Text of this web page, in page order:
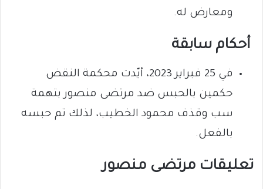
ومعارض له.
أحكام سابقة
في 25 فبراير 2023، أيّدت محكمة النقض
حكمين بالحبس ضد مرتضى منصور بتهمة
سب وقذف محمود الخطيب، لذلك تم حبسه
بالفعل.
تعليقات مرتضى منصور